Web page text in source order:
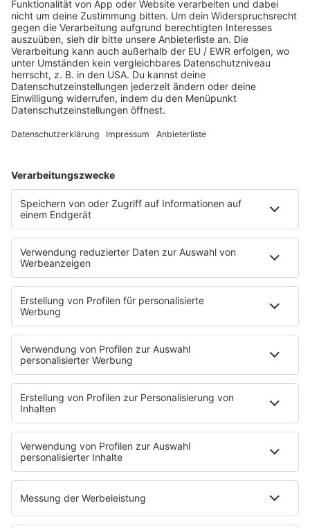
Transfer in der NBA
Warum Basketball-König James auf
100 Millionen verzichtet
Mit seinem Wechsel nach Philadelphia verblüfft
gegen das große Geld. Was seine Motive sind und
warum es Kritik gibt.
MEHR LESEN
Dimitar Dilkoff/AFP/dpa
Schwimm-EM
Gold und Silber: Deutsche
Wasserspringer glänzen bei EM